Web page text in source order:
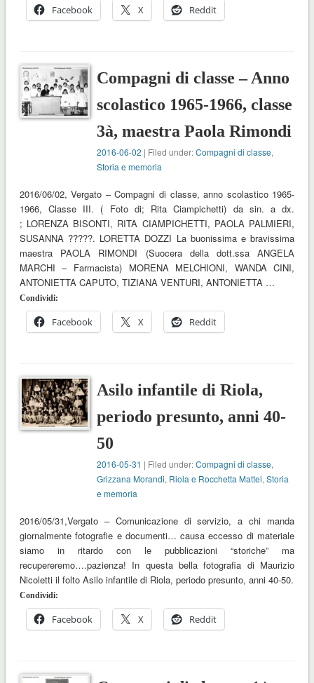
Facebook X Reddit
Compagni di classe – Anno
scolastico 1965-1966, classe
3à, maestra Paola Rimondi
2016-06-02 | Filed under:Compagni di classe,
Storia e memoria
2016/06/02, Vergato – Compagni di classe, anno scolastico 1965-
1966, Classe III. ( Foto di; Rita Ciampichetti) da sin. a dx.
; LORENZA BISONTI, RITA CIAMPICHETTI, PAOLA PALMIERI,
SUSANNA ?????. LORETTA DOZZI La buonissima e bravissima
maestra PAOLA RIMONDI (Suocera della dott.ssa ANGELA
MARCHI – Farmacista) MORENA MELCHIONI, WANDA CINI,
ANTONIETTA CAPUTO, TIZIANA VENTURI, ANTONIETTA …
Condividi:
Facebook X Reddit
Asilo infantile di Riola,
periodo presunto, anni 40-
50
2016-05-31 | Filed under:Compagni di classe,
Grizzana Morandi, Riola e Rocchetta Mattei,Storia
e memoria
2016/05/31,Vergato – Comunicazione di servizio, a chi manda
giornalmente fotografie e documenti… causa eccesso di materiale
siamo in ritardo con le pubblicazioni “storiche” ma
recupereremo….pazienza! In questa bella fotografia di Maurizio
Nicoletti il folto Asilo infantile di Riola, periodo presunto, anni 40-50.
Condividi:
Facebook X Reddit